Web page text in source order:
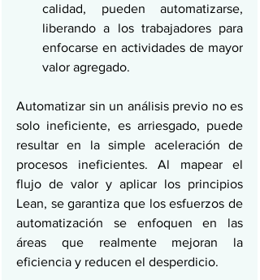
calidad, pueden automatizarse,
liberando a los trabajadores para
enfocarse en actividades de mayor
valor agregado.
Automatizar sin un análisis previo no es
solo ineficiente, es arriesgado, puede
resultar en la simple aceleración de
procesos ineficientes. Al mapear el
flujo de valor y aplicar los principios
Lean, se garantiza que los esfuerzos de
automatización se enfoquen en las
áreas que realmente mejoran la
eficiencia y reducen el desperdicio.